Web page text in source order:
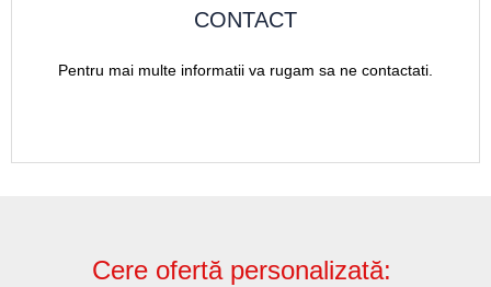
CONTACT
Pentru mai multe informatii va rugam sa ne contactati.
Cere ofertă personalizată: